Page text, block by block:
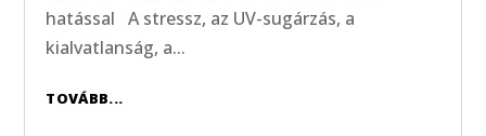
hatással A stressz, az UV-sugárzás, a
kialvatlanság, a...
TOVÁBB...